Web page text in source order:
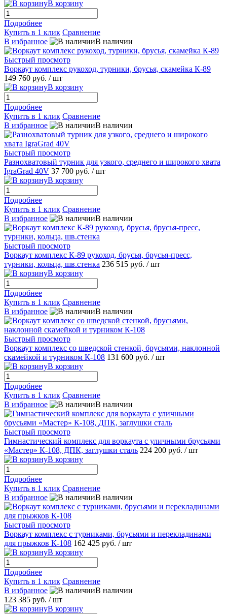
В корзину
Подробнее
Купить в 1 клик Сравнение
В избранное
В наличии
Быстрый просмотр
Воркаут комплекс рукоход, турники, брусья, скамейка К-89
149 760 руб. / шт
В корзину
Подробнее
Купить в 1 клик Сравнение
В избранное
В наличии
Быстрый просмотр
Разнохватовый турник для узкого, среднего и широкого хвата
IgraGrad 40V 37 700 руб. / шт
В корзину
Подробнее
Купить в 1 клик Сравнение
В избранное
В наличии
Быстрый просмотр
Воркаут комплекс К-89 рукоход, брусья, брусья-пресс,
турники, кольца, шв.стенка 236 515 руб. / шт
В корзину
Подробнее
Купить в 1 клик Сравнение
В избранное
В наличии
Быстрый просмотр
Воркаут комплекс со шведской стенкой, брусьями, наклонной
скамейкой и турником К-108 131 600 руб. / шт
В корзину
Подробнее
Купить в 1 клик Сравнение
В избранное
В наличии
Быстрый просмотр
Гимнастический комплекс для воркаута с уличными брусьями
«Мастер» К-108, ДПК, заглушки сталь 224 200 руб. / шт
В корзину
Подробнее
Купить в 1 клик Сравнение
В избранное
В наличии
Быстрый просмотр
Воркаут комплекс с турниками, брусьями и перекладинами
для прыжков К-108 162 425 руб. / шт
В корзину
Подробнее
Купить в 1 клик Сравнение
В избранное
В наличии
123 385 руб. / шт
В корзину